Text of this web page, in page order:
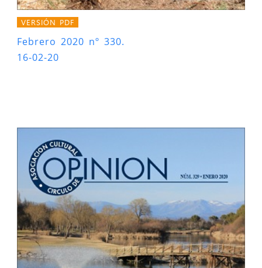
VERSIÓN PDF
Febrero 2020 nº 330.
16-02-20